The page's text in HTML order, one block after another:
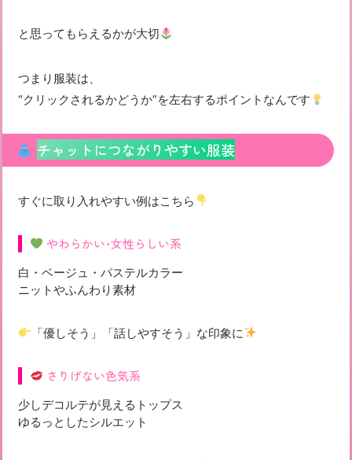
と思ってもらえるかが大切
つまり服装は、
“クリックされるかどうか”を左右するポイント なんです
チャットにつながりやすい服装
すぐに取り入れやすい例はこちら
やわらかい・女性らしい系
白・ベージュ・パステルカラー
ニットやふんわり素材
「優しそう」「話しやすそう」な印象に
さりげない色気系
少しデコルテが見えるトップス
ゆるっとしたシルエット